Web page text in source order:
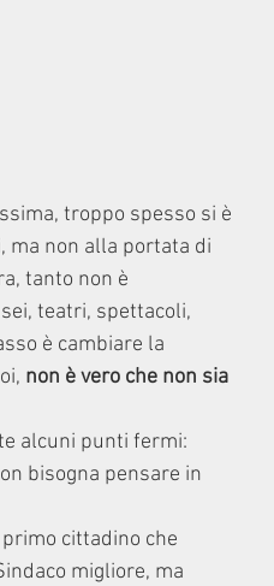
troppo spesso si è
ma non alla portata di
tanto non è
teatri, spettacoli,
è cambiare la
non è vero che non sia
alcuni punti fermi:
bisogna pensare in
cittadino che
migliore, ma